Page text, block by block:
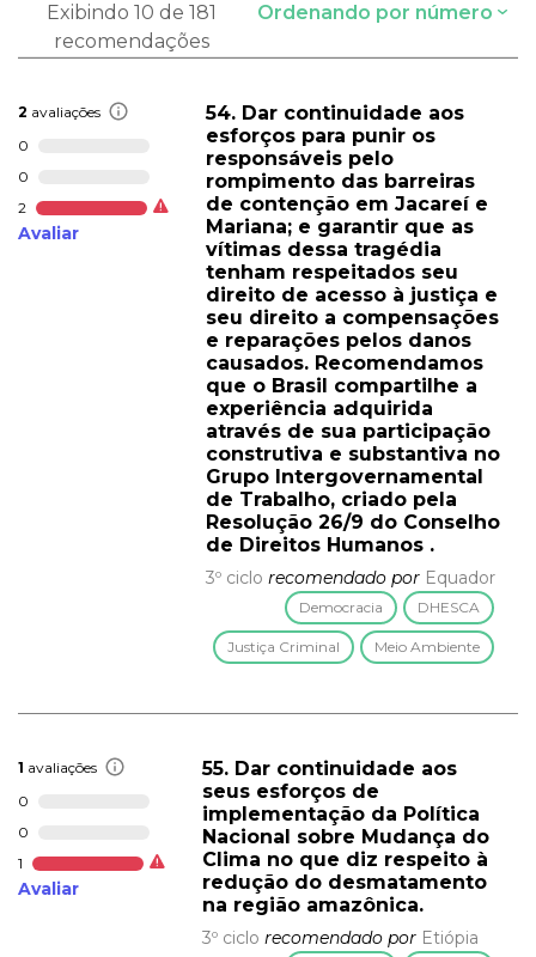
Exibindo 10 de 181
recomendações
Ordenando por número
2 avaliações
0
0
2
Avaliar
54. Dar continuidade aos
esforços para punir os
responsáveis pelo
rompimento das barreiras
de contenção em Jacareí e
Mariana; e garantir que as
vítimas dessa tragédia
tenham respeitados seu
direito de acesso à justiça e
seu direito a compensações
e reparações pelos danos
causados. Recomendamos
que o Brasil compartilhe a
experiência adquirida
através de sua participação
construtiva e substantiva no
Grupo Intergovernamental
de Trabalho, criado pela
Resolução 26/9 do Conselho
de Direitos Humanos .
3º ciclo recomendado por Equador
Democracia DHESCA
Justiça Criminal Meio Ambiente
1 avaliações
0
0
1
Avaliar
55. Dar continuidade aos
seus esforços de
implementação da Política
Nacional sobre Mudança do
Clima no que diz respeito à
redução do desmatamento
na região amazônica.
3º ciclo recomendado por Etiópia